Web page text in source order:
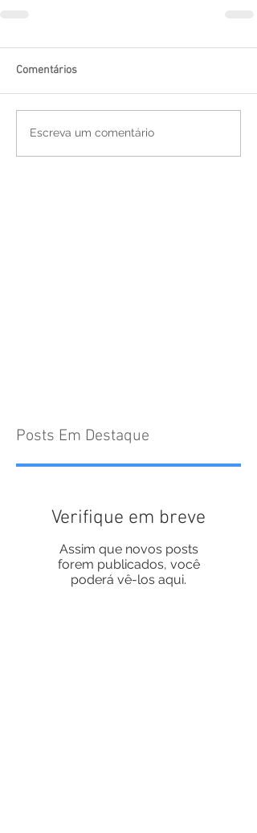
Comentários
Escreva um comentário
Posts Em Destaque
Verifique em breve
Assim que novos posts
forem publicados, você
poderá vê-los aqui.